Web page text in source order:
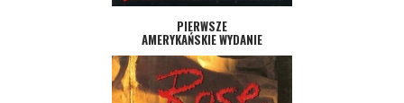
PIERWSZE
AMERYKAŃSKIE WYDANIE